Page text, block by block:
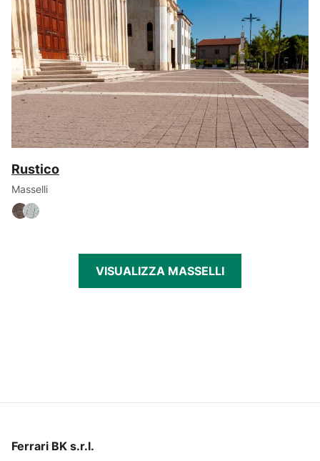
Rustico
Masselli
VISUALIZZA MASSELLI
Ferrari BK s.r.l.